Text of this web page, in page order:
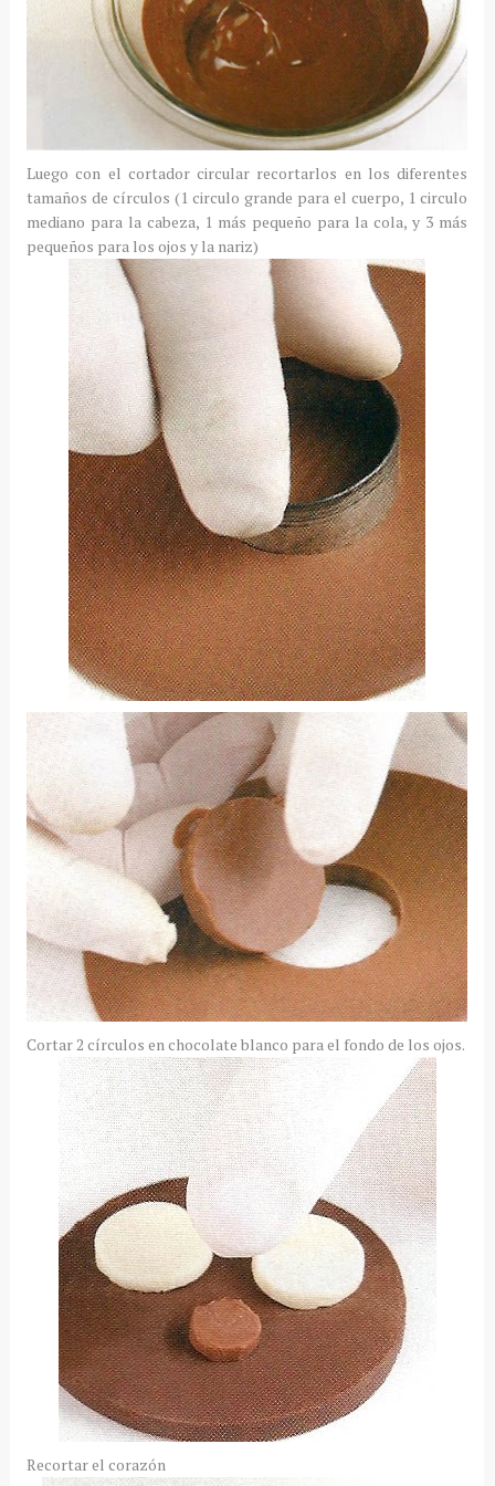
Luego con el cortador circular recortarlos en los diferentes
tamaños de círculos (1 circulo grande para el cuerpo, 1 circulo
mediano para la cabeza, 1 más pequeño para la cola, y 3 más
pequeños para los ojos y la nariz)
Cortar 2 círculos en chocolate blanco para el fondo de los ojos.
Recortar el corazón